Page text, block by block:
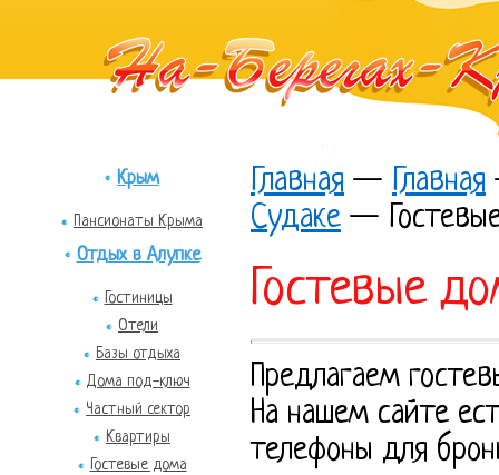
Крым
Пансионаты Крыма
Отдых в Алупке
Гостиницы
Отели
Базы отдыха
Дома под-ключ
Частный сектор
Квартиры
Гостевые дома
Главная — Главная
Судаке —
Гостевые
Предлагаем
На нашем сайте
телефоны для